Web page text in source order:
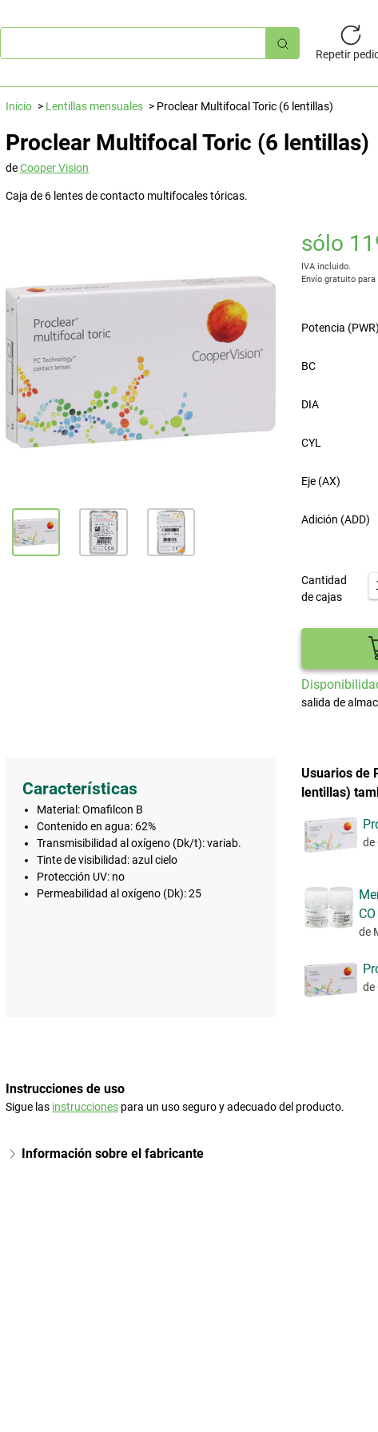
Búsqueda
Repetir
Inicio Lentillas mensuales Proclear Multifocal Toric (6 lentillas)
Proclear Multifocal Toric (6 lentillas)
deCooper Vision
Caja de 6 lentes de contacto multifocales tóricas.
sólo
IVA incluido.
Envío gratuito
Potencia (PWR)
BC
DIA
CYL
Eje (AX)
Adición (ADD)
Cantidad
de cajas
salida de
Características
Material: Omafilcon B
Contenido en agua: 62%
Transmisibilidad al oxígeno (Dk/t): variab.
Tinte de visibilidad: azul cielo
Protección UV: no
Permeabilidad al oxígeno (Dk): 25
Usuarios de
lentillas)
de
de
de
Instrucciones de uso
Sigue las instrucciones para un uso seguro y adecuado del producto.
Información sobre el fabricante